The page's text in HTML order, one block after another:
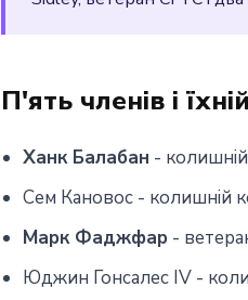
П'ять членів і
Ханк Балабан -
Сем Кановос - колишній
Марк Фаджфар -
Юджин Гонсалес IV -